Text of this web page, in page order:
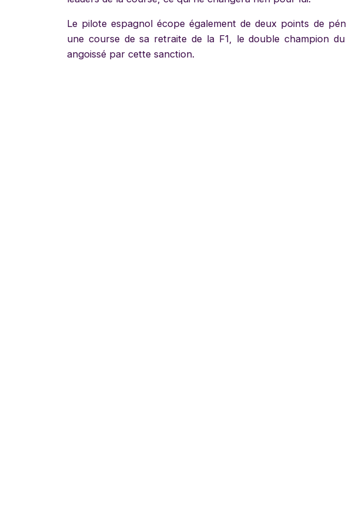
Le pilote espagnol écope également de deux points de
une course de sa retraite de la F1, le double champion
angoissé par cette sanction.